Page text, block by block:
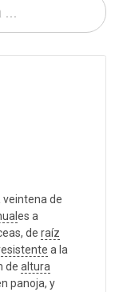
veintena de
es a
de raíz
a la
de altura
panoja, y